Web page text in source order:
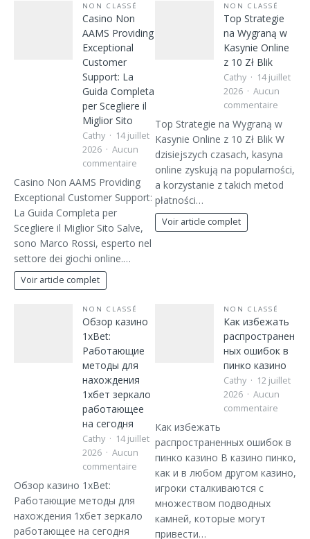
NON CLASSÉ
Casino Non
AAMS Providing
Exceptional
Customer
Support: La
Guida Completa
per Scegliere il
Miglior Sito
Cathy
14 juillet
2026
Aucun
commentaire
Casino Non AAMS Providing
Exceptional Customer Support:
La Guida Completa per
Scegliere il Miglior Sito Salve,
sono Marco Rossi, esperto nel
settore dei giochi online.…
Voir article complet
NON CLASSÉ
Top Strategie
na Wygraną w
Kasynie Online
z 10 Zł Blik
Cathy
14 juillet
2026
Aucun
commentaire
Top Strategie na Wygraną w
Kasynie Online z 10 Zł Blik W
dzisiejszych czasach, kasyna
online zyskują na popularności,
a korzystanie z takich metod
płatności…
Voir article complet
NON CLASSÉ
Обзор казино
1xBet:
Работающие
методы для
нахождения
1хбет зеркало
работающее
на сегодня
Cathy
14 juillet
2026
Aucun
commentaire
Обзор казино 1xBet:
Работающие методы для
нахождения 1хбет зеркало
работающее на сегодня
NON CLASSÉ
Как избежать
распространен
ных ошибок в
пинко казино
Cathy
12 juillet
2026
Aucun
commentaire
Как избежать
распространенных ошибок в
пинко казино В казино пинко,
как и в любом другом казино,
игроки сталкиваются с
множеством подводных
камней, которые могут
привести…